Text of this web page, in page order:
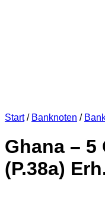
Start / Banknoten /
Ghana – 5
(P.38a)